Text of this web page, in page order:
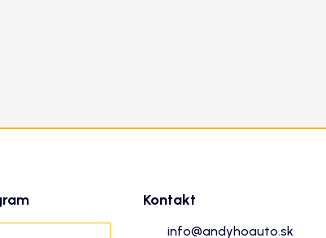
Kontakt
info@andyhoauto.sk